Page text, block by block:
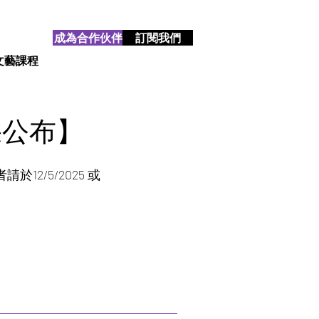
藝課程
成為合作伙伴 訂閱我們
布】
於12/5/2025 或